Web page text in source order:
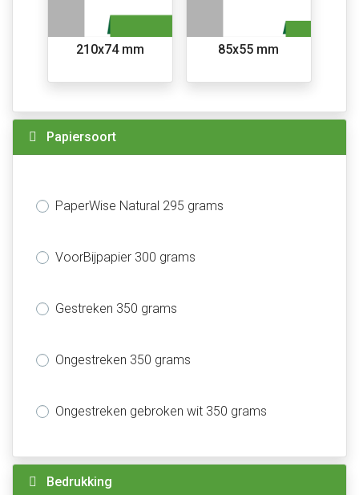
210x74 mm 85x55 mm
Papiersoort
PaperWise Natural 295 grams
VoorBijpapier 300 grams
Gestreken 350 grams
Ongestreken 350 grams
Ongestreken gebroken wit 350 grams
Bedrukking